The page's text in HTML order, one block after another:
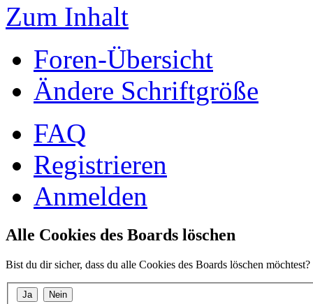
Zum Inhalt
Foren-Übersicht
Ändere Schriftgröße
FAQ
Registrieren
Anmelden
Alle Cookies des Boards löschen
Bist du dir sicher, dass du alle Cookies des Boards löschen möchtest?